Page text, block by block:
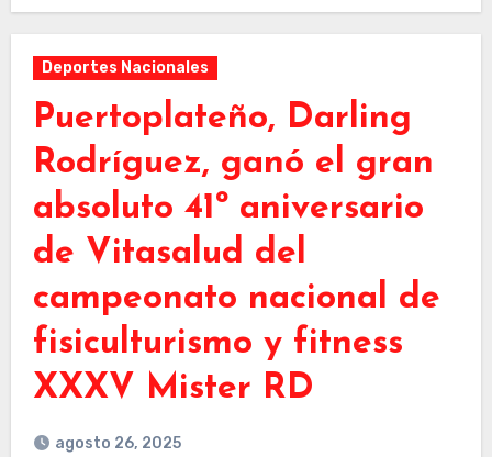
Deportes Nacionales
Puertoplateño, Darling
Rodríguez, ganó el gran
absoluto 41º aniversario
de Vitasalud del
campeonato nacional de
fisiculturismo y fitness
XXXV Mister RD
agosto 26, 2025